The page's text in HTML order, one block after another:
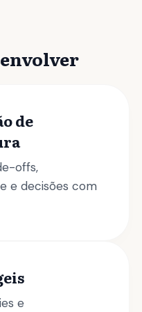
de
offs,
e decisões com
e